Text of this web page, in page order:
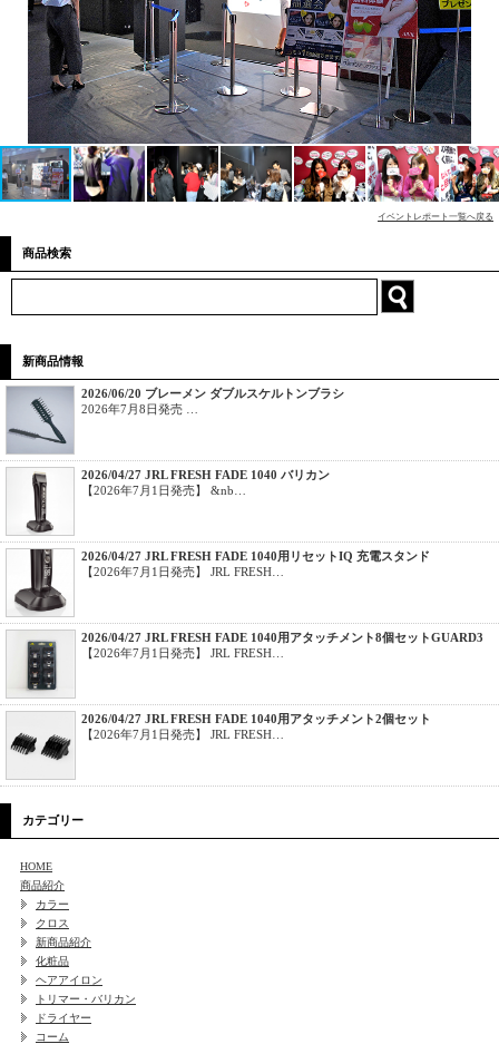
イベントレポート一覧へ戻る
商品検索
新商品情報
2026/06/20 ブレーメン ダブルスケルトンブラシ
2026年7月8日発売 …
2026/04/27 JRL FRESH FADE 1040 バリカン
【2026年7月1日発売】 &nb…
2026/04/27 JRL FRESH FADE 1040用リセットIQ 充電スタンド
【2026年7月1日発売】 JRL FRESH…
2026/04/27 JRL FRESH FADE 1040用アタッチメント8個セットGUARD3
【2026年7月1日発売】 JRL FRESH…
2026/04/27 JRL FRESH FADE 1040用アタッチメント2個セット
【2026年7月1日発売】 JRL FRESH…
カテゴリー
HOME
商品紹介
カラー
クロス
新商品紹介
化粧品
ヘアアイロン
トリマー・バリカン
ドライヤー
コーム